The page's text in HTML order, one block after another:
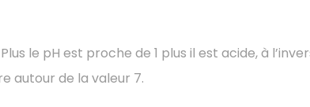
le pH est proche de 1 plus il est acide, à
autour de la valeur 7.